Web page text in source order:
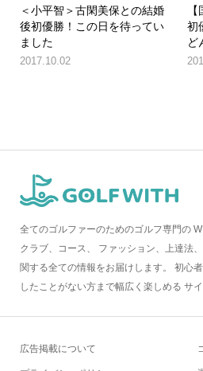
＜小平智＞古閑美保との結婚
後初優勝！この日を待ってい
ました
2017.10.02
初
ど
全てのゴルファーのためのゴルフ専門の
クラブ、コース、 ファッション、上達法
関する全ての情報をお届けします。 初心
したことがない方まで幅広く楽しめる サイ
広告掲載について